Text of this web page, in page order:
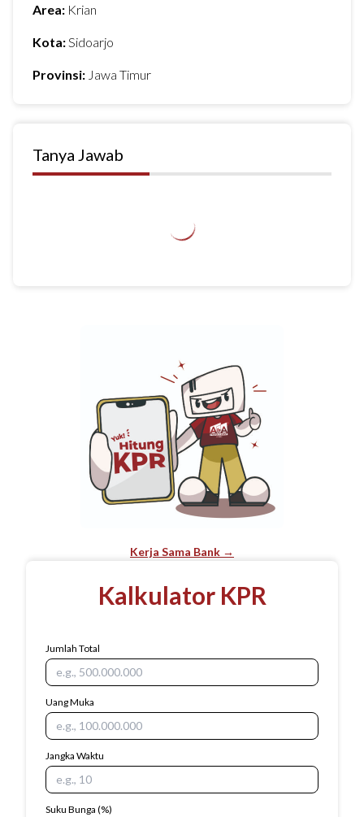
Kerja Sama Bank →
Kalkulator KPR
Jumlah Total
Uang Muka
Jangka Waktu
Suku Bunga (%)
Area: Krian
Kota:Sidoarjo
Provinsi: Jawa Timur
Tanya Jawab